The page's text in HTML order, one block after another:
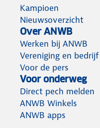
Kampioen
Nieuwsoverzicht
Over ANWB
Werken bij ANWB
Vereniging en bedrijf
Voor de pers
Voor onderweg
Direct pech melden
ANWB Winkels
ANWB apps